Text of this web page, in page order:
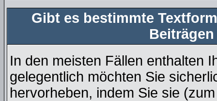
Gibt es bestimmte
In den meisten Fällen enthalten
gelegentlich möchten Sie
hervorheben, indem Sie sie